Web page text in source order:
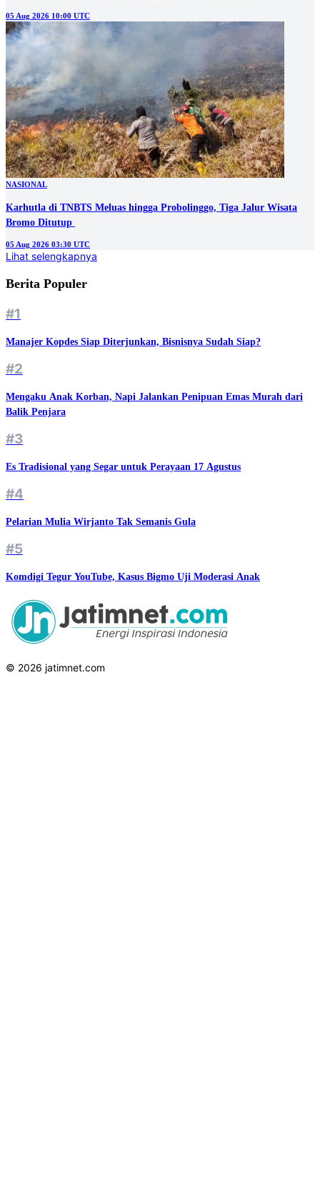
05 Aug 2026 10:00 UTC
NASIONAL
Karhutla di TNBTS Meluas hingga Probolinggo, Tiga Jalur Wisata
05 Aug 2026 03:30 UTC
Lihat selengkapnya
Berita Populer
#1
Manajer Kopdes Siap Diterjunkan, Bisnisnya Sudah Siap?
#2
Mengaku Anak Korban, Napi Jalankan Penipuan Emas Murah dari
Balik Penjara
#3
Es Tradisional yang Segar untuk Perayaan 17 Agustus
#4
Pelarian Mulia Wirjanto Tak Semanis Gula
#5
Komdigi Tegur YouTube, Kasus Bigmo Uji Moderasi Anak
© 2026 jatimnet.com